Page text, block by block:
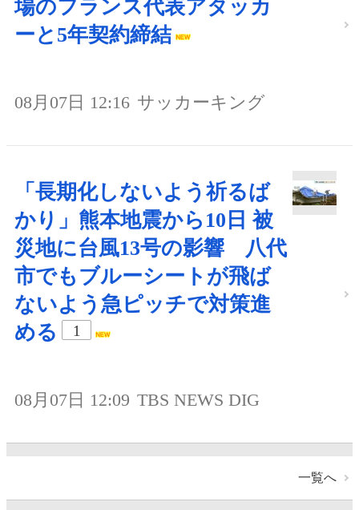
場のフランス代表アタッカ
ーと5年契約締結
08月07日 12:16 サッカーキング
「長期化しないよう祈るば
かり」熊本地震から10日 被
災地に台風13号の影響 八代
市でもブルーシートが飛ば
ないよう急ピッチで対策進
める
1
08月07日 12:09 TBS NEWS DIG
一覧へ